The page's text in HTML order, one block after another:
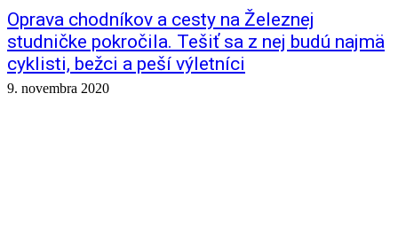
Oprava chodníkov a cesty na Železnej
studničke pokročila. Tešiť sa z nej budú najmä
cyklisti, bežci a peší výletníci
9. novembra 2020